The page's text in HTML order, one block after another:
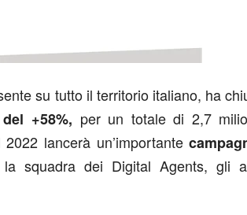
su tutto il territorio italiano, ha
+58%, per un totale di 2,7
2022 lancerà un’importante
squadra dei Digital Agents, gli